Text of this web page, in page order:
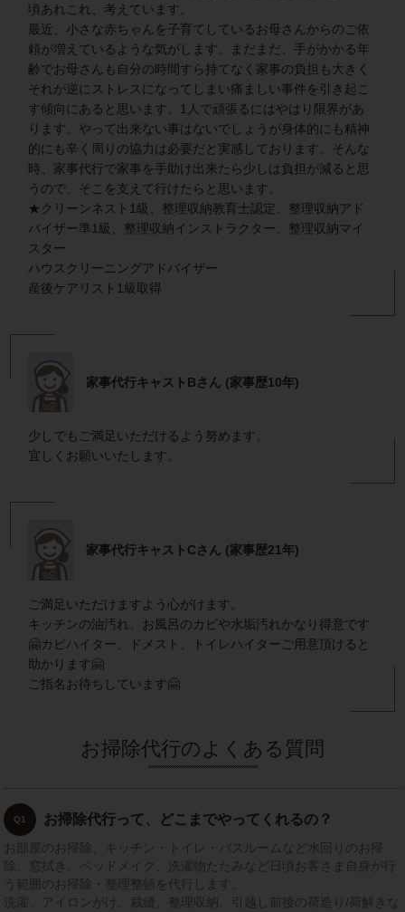
頃あれこれ、考えています。
最近、小さな赤ちゃんを子育てしているお母さんからのご依
頼が増えているような気がします。まだまだ、手がかかる年
齢でお母さんも自分の時間すら持てなく家事の負担も大きく
それが逆にストレスになってしまい痛ましい事件を引き起こ
す傾向にあると思います。1人で頑張るにはやはり限界があ
ります。やって出来ない事はないでしょうが身体的にも精神
的にも辛く周りの協力は必要だと実感しております。そんな
時、家事代行で家事を手助け出来たら少しは負担が減ると思
うので、そこを支えて行けたらと思います。
★クリーンネスト1級、整理収納教育士認定、整理収納アド
バイザー準1級、整理収納インストラクター、整理収納マイ
スター
ハウスクリーニングアドバイザー
産後ケアリスト1級取得
家事代行キャストBさん (家事歴10年)
少しでもご満足いただけるよう努めます。
宜しくお願いいたします。
家事代行キャストCさん (家事歴21年)
ご満足いただけますよう心がけます。
キッチンの油汚れ、お風呂のカビや水垢汚れかなり得意です
🤗カビハイター、ドメスト、トイレハイターご用意頂けると
助かります🤗
ご指名お待ちしています🤗
お掃除代行のよくある質問
Q1 お掃除代行って、どこまでやってくれるの？
お部屋のお掃除、キッチン・トイレ・バスルームなど水回りのお掃
除、窓拭き、ベッドメイク、洗濯物たたみなど日頃お客さま自身が行
う範囲のお掃除・整理整頓を代行します。
洗濯、アイロンがけ、裁縫、整理収納、引越し前後の荷造り/荷解きな